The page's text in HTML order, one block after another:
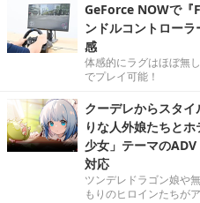
GeForce NOWで
ンドルコントロー
感
体感的にラグはほぼ無
でプレイ可能！
クーデレからスタ
りな人外娘たちと
少女」テーマの
対応
ツンデレドラゴン娘や
もりのヒロインたちが